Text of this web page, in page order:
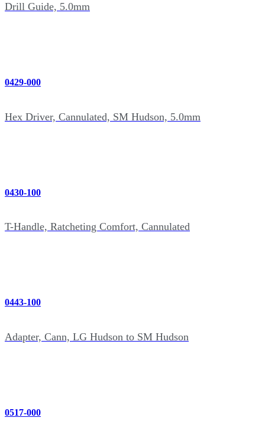
Drill Guide, 5.0mm
0429-000
Hex Driver, Cannulated, SM Hudson, 5.0mm
0430-100
T-Handle, Ratcheting Comfort, Cannulated
0443-100
Adapter, Cann, LG Hudson to SM Hudson
0517-000